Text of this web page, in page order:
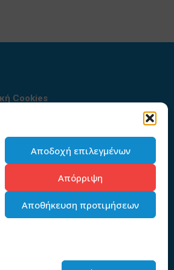
Αποδοχή επιλεγμένων
Απόρριψη
Αποθήκευση προτιμήσεων
Cookies
προστασίας
δεδομένων του
ιστότοπου
συγκατάθεσης